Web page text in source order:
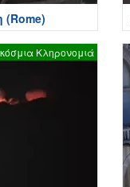
Κληρονομιά